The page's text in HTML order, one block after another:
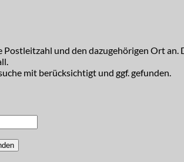
und den dazugehörigen Ort an.
mit berücksichtigt und ggf. gefunden.